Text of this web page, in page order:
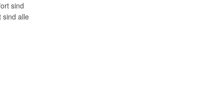
sind
sind alle